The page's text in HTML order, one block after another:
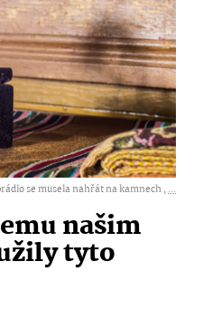
se musela nahřát na kamnech ,...
našim
tyto